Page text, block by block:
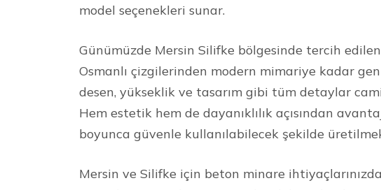
model seçenekleri sunar.
Günümüzde Mersin Silifke bölgesinde tercih
Osmanlı çizgilerinden modern mimariye kadar
desen, yükseklik ve tasarım gibi tüm detaylar
Hem estetik hem de dayanıklılık açısından
boyunca güvenle kullanılabilecek şekilde
Mersin ve Silifke için beton minare